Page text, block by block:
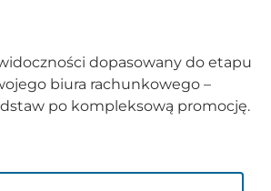
dopasowany do etapu
biura rachunkowego –
po kompleksową promocję.